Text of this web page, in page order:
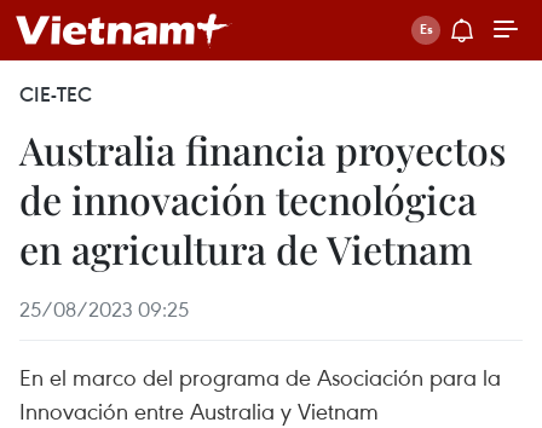
CIE-TEC
Australia financia proyectos
de innovación tecnológica
en agricultura de Vietnam
25/08/2023 09:25
En el marco del programa de Asociación para la
Innovación entre Australia y Vietnam